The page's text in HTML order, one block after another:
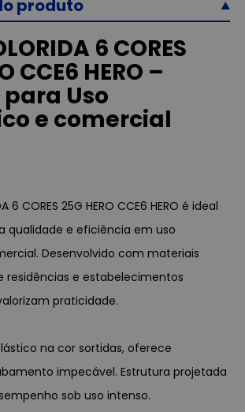
produto
6 CORES
CCE6 HERO –
Uso
e comercial
6 CORES 25G HERO CCE6 HERO é ideal
qualidade e eficiência em uso
Desenvolvido com materiais
residências e estabelecimentos
praticidade.
na cor sortidas, oferece
impecável. Estrutura projetada
sob uso intenso.